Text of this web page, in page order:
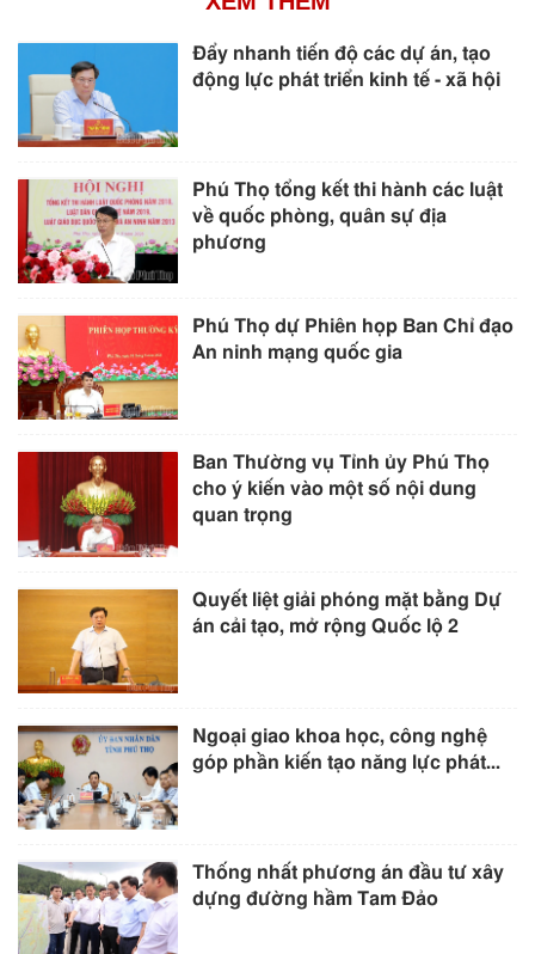
Đẩy nhanh tiến độ các dự án, tạo
động lực phát triển kinh tế - xã hội
Phú Thọ tổng kết thi hành các luật
về quốc phòng, quân sự địa
phương
Phú Thọ dự Phiên họp Ban Chỉ đạo
An ninh mạng quốc gia
Ban Thường vụ Tỉnh ủy Phú Thọ
cho ý kiến vào một số nội dung
quan trọng
Quyết liệt giải phóng mặt bằng Dự
án cải tạo, mở rộng Quốc lộ 2
Ngoại giao khoa học, công nghệ
góp phần kiến tạo năng lực phát...
Thống nhất phương án đầu tư xây
dựng đường hầm Tam Đảo